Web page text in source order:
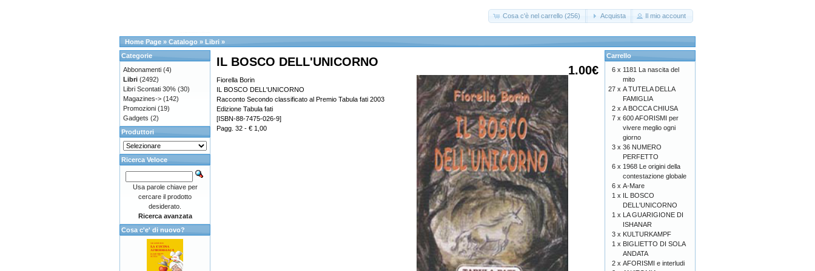
Cosa c'è nel carrello (256) Acquista Il mio account
Home Page » Catalogo » Libri »
1.00€
IL BOSCO DELL'UNICORNO
Fiorella Borin
IL BOSCO DELL'UNICORNO
Racconto Secondo classificato al Premio Tabula fati 2003
Edizione Tabula fati
[ISBN-88-7475-026-9]
Pagg. 32 - € 1,00
Categorie
Abbonamenti (4)
Libri (2492)
Libri Scontati 30% (30)
Magazines-> (142)
Promozioni (19)
Gadgets (2)
Produttori
Ricerca Veloce
Usa parole chiave per
cercare il prodotto
desiderato.
Ricerca avanzata
Cosa c'e' di nuovo?
Carrello
6 x 1181 La nascita del
mito
27 x A TUTELA DELLA
FAMIGLIA
2 x A BOCCA CHIUSA
7 x 600 AFORISMI per
vivere meglio ogni
giorno
3 x 36 NUMERO
PERFETTO
6 x 1968 Le origini della
contestazione globale
6 x A-Mare
1 x IL BOSCO
DELL'UNICORNO
1 x LA GUARIGIONE DI
ISHANAR
3 x KULTURKAMPF
1 x BIGLIETTO DI SOLA
ANDATA
2 x AFORISMI e interludi